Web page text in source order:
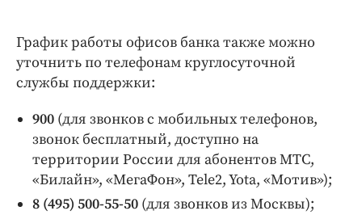
График работы офисов банка также можно
уточнить по телефонам круглосуточной
службы поддержки:
900 (для звонков с мобильных телефонов,
звонок бесплатный, доступно на
территории России для абонентов МТС,
«Билайн», «МегаФон», Tele2, Yota, «Мотив»);
8 (495) 500-55-50 (для звонков из Москвы);